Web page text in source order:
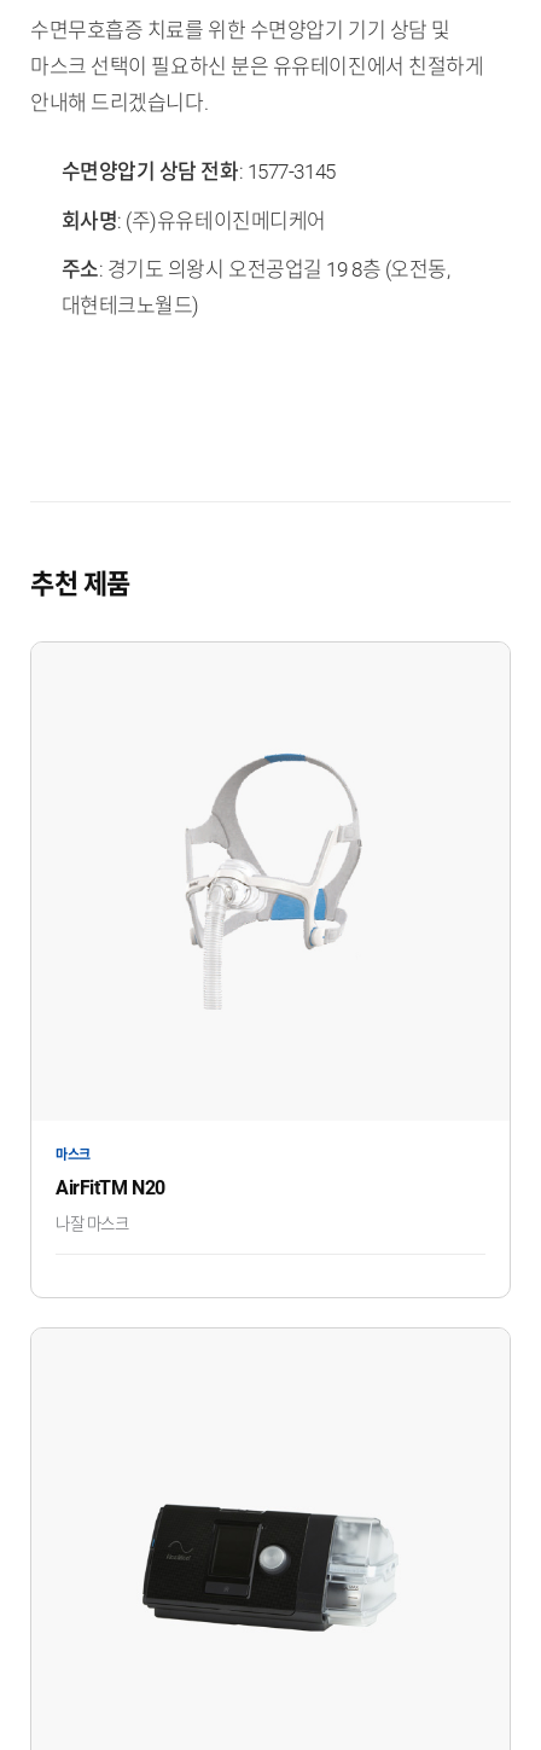
수면무호흡증 치료를 위한 수면양압기 기기 상담 및
마스크 선택이 필요하신 분은 유유테이진에서 친절하게
안내해 드리겠습니다.
수면양압기 상담 전화: 1577-3145
회사명: (주)유유테이진메디케어
주소: 경기도 의왕시 오전공업길 19 8층 (오전동,
대현테크노월드)
추천 제품
마스크
AirFitTM N20
나잘 마스크